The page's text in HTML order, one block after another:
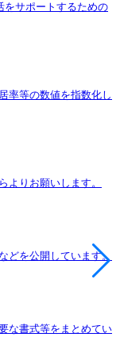
をサポートするための
率等の数値を指数化し
よりお願いします。
どを公開しています。
な書式等をまとめてい